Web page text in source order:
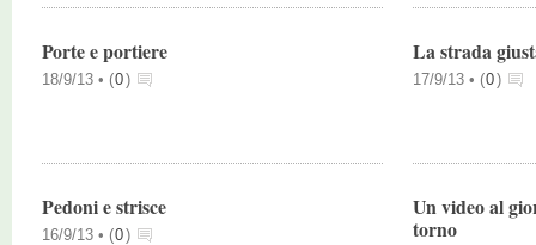
Porte e portiere
18/9/13 • (0)
La strada
17/9/13 • (0)
Pedoni e strisce
16/9/13 • (0)
Un video al
torno